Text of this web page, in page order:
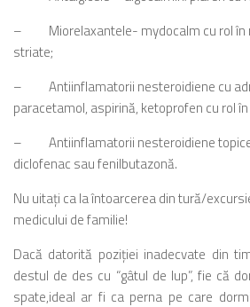
– Miorelaxantele- mydocalm cu rol în
striate;
– Antiinflamatorii nesteroidiene cu
paracetamol, aspirină, ketoprofen cu rol
– Antiinflamatorii nesteroidiene
diclofenac sau fenilbutazonă.
Nu uitaţi ca la întoarcerea din tură/
medicului de familie!
Dacă datorită poziţiei inadecvate din
destul de des cu “gâtul de lup”, fie că
spate,ideal ar fi ca perna pe care